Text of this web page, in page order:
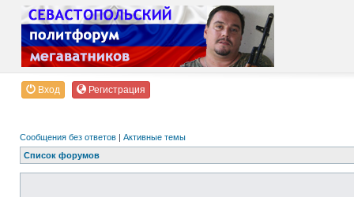
Вход Регистрация
Сообщения без ответов | Активные темы
Список форумов